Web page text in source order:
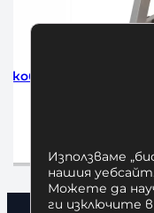
за
Използваме
нашия уебсайт.
Можете да
ги изключите в